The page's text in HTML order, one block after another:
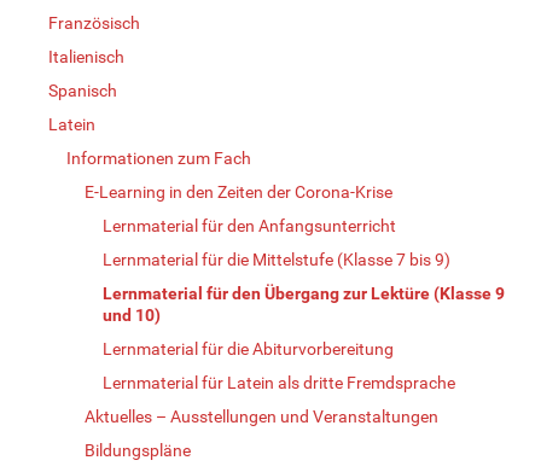
Französisch
Italienisch
Spanisch
Latein
Informationen zum Fach
E-Learning in den Zeiten der Corona-Krise
Lernmaterial für den Anfangsunterricht
Lernmaterial für die Mittelstufe (Klasse 7 bis 9)
Lernmaterial für den Übergang zur Lektüre (Klasse 9
und 10)
Lernmaterial für die Abiturvorbereitung
Lernmaterial für Latein als dritte Fremdsprache
Aktuelles – Ausstellungen und Veranstaltungen
Bildungspläne